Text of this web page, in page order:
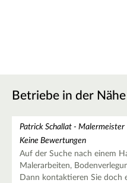
Betriebe in der Nähe
Patrick Schallat - Malermeister
Keine Bewertungen
Auf der Suche nach einem
Malerarbeiten,
Dann kontaktieren Sie doch